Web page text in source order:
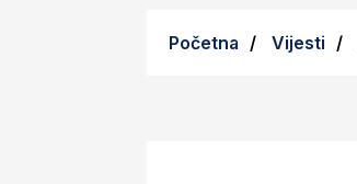
Početna Vijesti